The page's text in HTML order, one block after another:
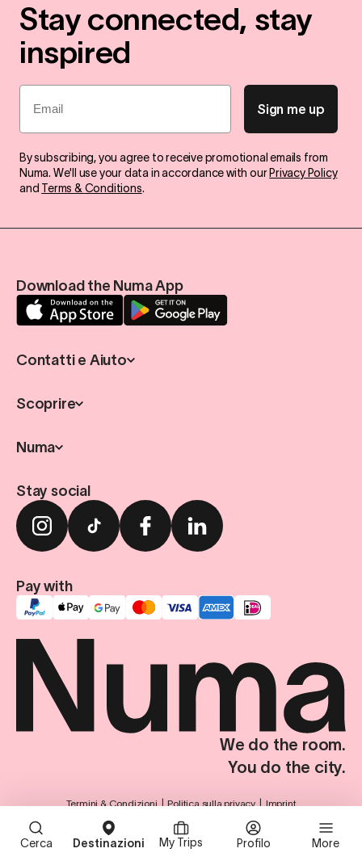
Cerca Destinazioni My Trips Profilo More
Stay connected, stay
inspired
Email
Sign me up
By subscribing, you agree to receive promotional emails from
Numa. We'll use your data in accordance with our Privacy Policy
and Terms & Conditions.
Download the Numa App
Contatti e Aiuto
Scoprire
Numa
Stay social
Pay with
We do the room.
You do the city.
Termini & Condizioni Politica sulla privacy
Imprint
© Numa Group SE. Tutti i diritti riservati.